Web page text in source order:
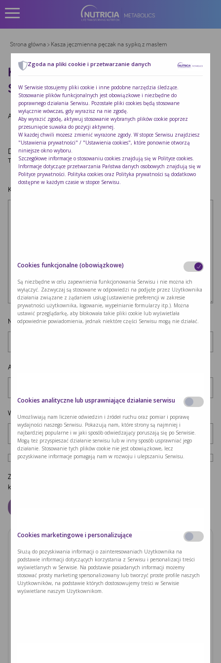
Strona główna> Kasza jęczmienna pęczak na sypko, z masłem
KASZA JĘCZMIENNA PĘCZAK NA
SYPKO, Z MASŁEM
Autor:Redakcja Nutricia|Opublikowano:2022-10-24
Dodaj komentarz
Twój adres e-mail nie zostanie opublikowany. Wymagane pola są oznaczone
Komentarz
Nazwa*
Adres e-mail
Witryna internetowa
Zapamiętaj moje dane w tej przeglądarce podczas pisania kolejnych
komentarzy.
Zobacz również
PODUSZKI Z PAPIERU RYŻOWEGO Z
JACKFRUITEM I WARZYWAMI
Zgoda na pliki cookie i przetwarzanie danych
W Serwisie stosujemy pliki cookie i inne podobne narzędzia śledzące.
Stosowanie plików funkcjonalnych jest obowiązkowe i niezbędne do
poprawnego działania Serwisu. Pozostałe pliki cookies będą stosowane
wyłącznie wówczas, gdy wyrazisz na nie zgodę.
Aby wyrazić zgodę, aktywuj stosowanie wybranych plików cookie poprzez
przesunięcie suwaka do pozycji aktywnej.
W każdej chwili możesz zmienić wyrażone zgody. W stopce Serwisu znajdziesz
"Ustawienia prywatności" / "Ustawienia cookies", które ponownie otworzą
niniejsze okno wyboru.
Szczegółowe informacje o stosowaniu cookies znajdują się w Polityce cookies
Informacje dotyczące przetwarzania Państwa danych osobowych znajdują się w
Polityce prywatności . Polityka cookies oraz Polityka prywatności są dodatkowo
dostępne w każdym czasie w stopce Serwisu.
Cookies funkcjonalne (obowiązkowe)
Są niezbędne w celu zapewnienia funkcjonowania Serwisu i nie można ich
wyłączyć. Zazwyczaj są stosowane w odpowiedzi na podjęte przez Użytkownika
działania związane z żądaniem usług (ustawienie preferencji w zakresie
prywatności użytkownika, logowanie, wypełnianie formularzy itp.). Można
ustawić przeglądarkę, aby blokowała takie pliki cookie lub wyświetlała
odpowiednie powiadomienia, jednak niektóre części Serwisu mogą nie działać.
Cookies analityczne lub usprawniające działanie serwisu
Umożliwiają nam liczenie odwiedzin i źródeł ruchu oraz pomiar i poprawę
wydajności naszego Serwisu. Pokazują nam, które strony są najmniej i
najbardziej popularne i w jaki sposób odwiedzający poruszają się po Serwisie.
Mogą też przyspieszać działanie serwisu lub w inny sposób usprawniać jego
działanie. Stosowanie tych plików cookie nie jest obowiązkowe, lecz
pozyskiwane informacje pomagają nam w rozwoju i ulepszaniu Serwisu.
Cookies marketingowe i personalizujące
Służą do pozyskiwania informacji o zainteresowaniach Użytkownika na
podstawie informacji dotyczących korzystania z Serwisu i personalizacji treści
wyświetlanych w Serwisie. Na podstawie posiadanych informacji możemy
stosować prosty marketing spersonalizowany lub tworzyć proste profile naszych
Użytkowników, na podstawie których dostosowujemy treści w Serwisie
wyświetlane naszym Użytkownikom.